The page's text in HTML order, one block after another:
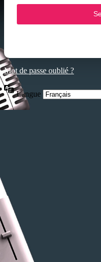
Mot de passe oublié ?
Langue